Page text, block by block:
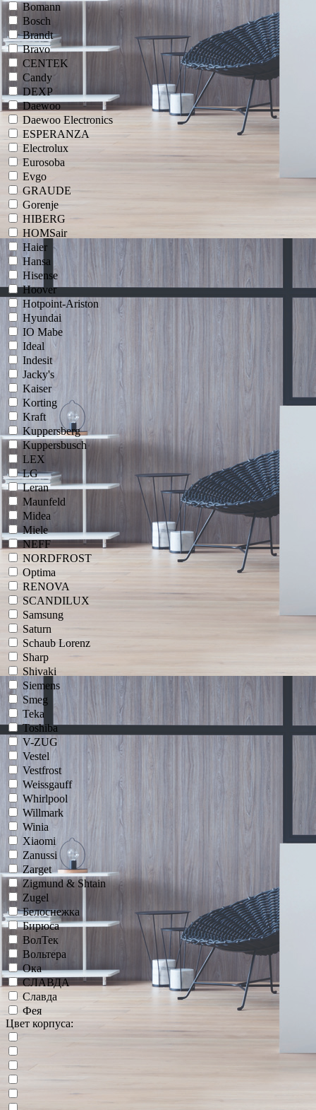
Bomann
Bosch
Brandt
Bravo
CENTEK
Candy
DEXP
Daewoo
Daewoo Electronics
ESPERANZA
Electrolux
Eurosoba
Evgo
GRAUDE
Gorenje
HIBERG
HOMSair
Haier
Hansa
Hisense
Hoover
Hotpoint-Ariston
Hyundai
IO Mabe
Ideal
Indesit
Jacky's
Kaiser
Korting
Kraft
Kuppersberg
Kuppersbusch
LEX
LG
Leran
Maunfeld
Midea
Miele
NEFF
NORDFROST
Optima
RENOVA
SCANDILUX
Samsung
Saturn
Schaub Lorenz
Sharp
Shivaki
Siemens
Smeg
Teka
Toshiba
V-ZUG
Vestel
Vestfrost
Weissgauff
Whirlpool
Willmark
Winia
Xiaomi
Zanussi
Zarget
Zigmund & Shtain
Zugel
Белоснежка
Бирюса
ВолТек
Вольтера
Ока
СЛАВДА
Славда
Фея
Цвет корпуса: